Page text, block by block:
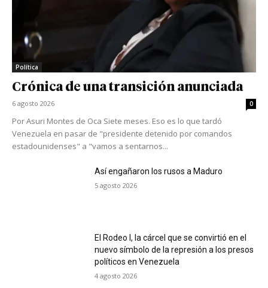
Política
Crónica de una transición anunciada
6 agosto 2026 0
Por Asuri Montes de Oca Siete meses. Eso es lo que tardó
Venezuela en pasar de "presidente detenido por comandos
estadounidenses" a "vamos a sentarnos...
Así engañaron los rusos a Maduro
5 agosto 2026
El Rodeo I, la cárcel que se convirtió en el
nuevo símbolo de la represión a los presos
políticos en Venezuela
4 agosto 2026